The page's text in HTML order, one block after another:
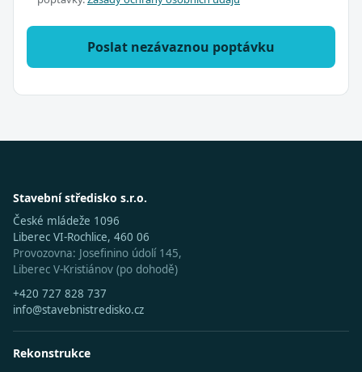
Poslat nezávaznou poptávku
Stavební středisko s.r.o.
České mládeže 1096
Liberec VI-Rochlice, 460 06
Provozovna: Josefinino údolí 145,
Liberec V-Kristiánov (po dohodě)
+420 727 828 737
info@stavebnistredisko.cz
Rekonstrukce